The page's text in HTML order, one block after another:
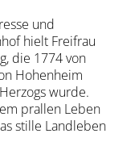
und
hielt Freifrau
die 1774 von
Hohenheim
wurde.
prallen Leben
stille Landleben